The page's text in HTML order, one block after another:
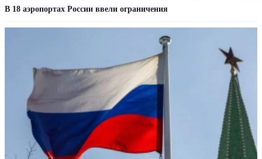
В 18 аэропортах России ввели ограничения